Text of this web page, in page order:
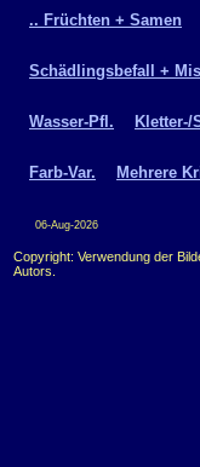
.. Früchten + Samen
Schädlingsbefall +
Wasser-Pfl. Kletter-/
Farb-Var. Mehrere
06-Aug-2026
Copyright: Verwendung der
Autors.